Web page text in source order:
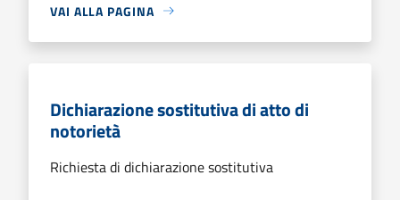
VAI ALLA PAGINA
Dichiarazione sostitutiva di atto di
notorietà
Richiesta di dichiarazione sostitutiva